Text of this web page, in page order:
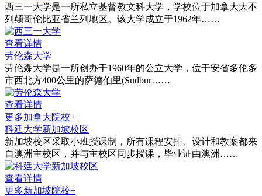
西三一大学是一所私立基督教文科大学，学校位于加拿大大不
列颠哥伦比亚省兰列地区。该大学成立于1962年……
查看详情
劳伦森大学
劳伦森大学是一所创办于1960年的公立大学，位于安省多伦多
市西北方400公里的萨德伯里(Sudbur……
查看详情
更多加拿大院校+
科廷大学新加坡校区
新加坡校区采取小班授课制，所有课程安排、设计和教案都来
自澳洲主校区，并与主校区同步授课，毕业证由澳洲……
查看详情
更多新加坡院校+